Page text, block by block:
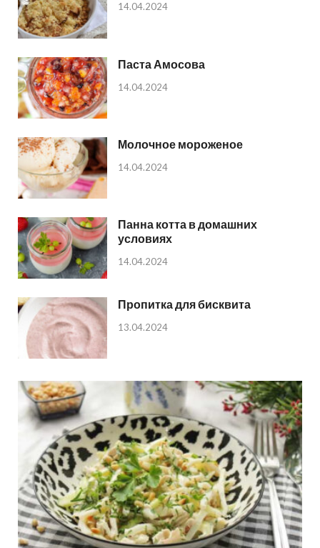
14.04.2024
Паста Амосова
14.04.2024
Молочное мороженое
14.04.2024
Панна котта в домашних
условиях
14.04.2024
Пропитка для бисквита
13.04.2024